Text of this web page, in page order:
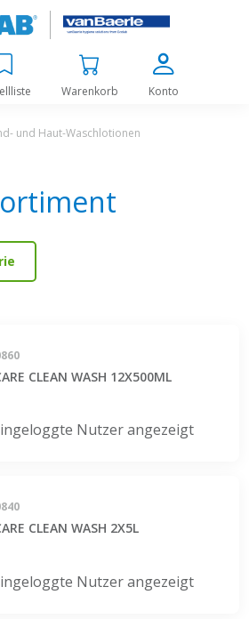
Warenkorb Konto
und Haut-Waschlotionen
CLEAN WASH 12X500ML
Nutzer angezeigt
CLEAN WASH 2X5L
Nutzer angezeigt